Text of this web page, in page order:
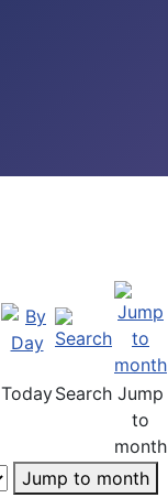
TodaySearch Jump
to
month
Jump to month